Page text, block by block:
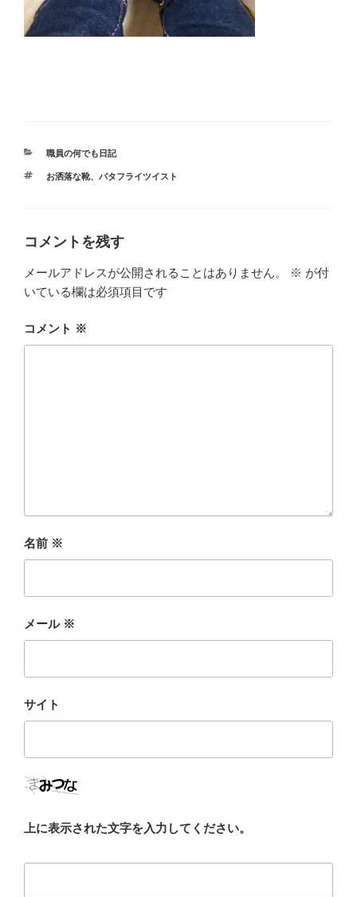
カ
ゴ
職員の何でも日記
タ
お洒落な靴、 バタフライツイスト
コメントを残す
メールアドレスが公開されることはありません。 ※ が付
いている欄は必須項目です
コメント ※
名前 ※
メール ※
サイト
上に表示された文字を入力してください。